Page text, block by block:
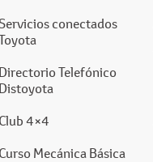
conectados
Directorio Telefónico
Distoyota
Club 4×4
Curso Mecánica Básica